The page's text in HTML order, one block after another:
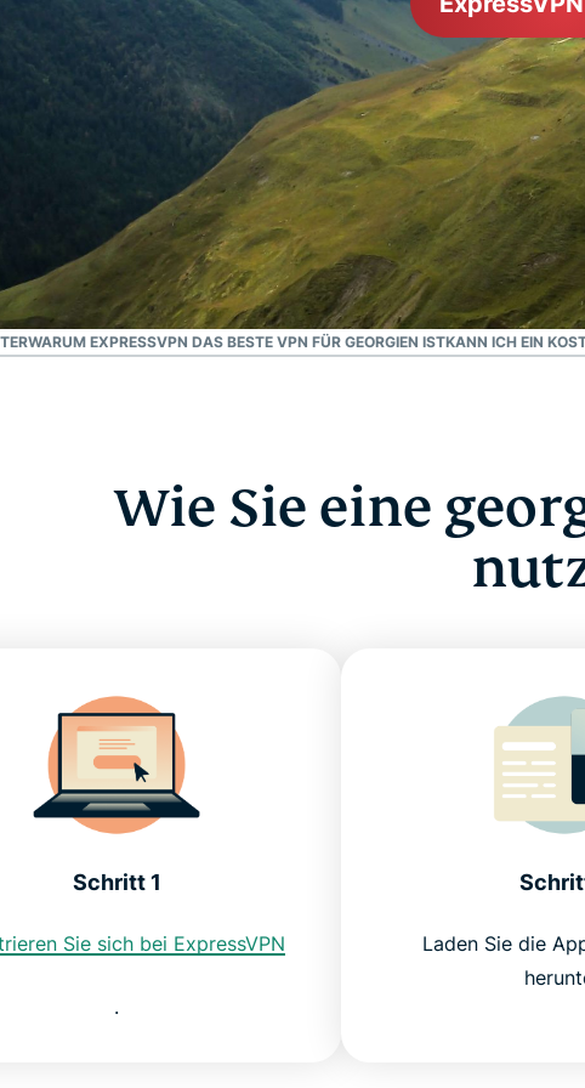
und mehr.
Identity
Defender
Leistungsstarke
Suite mit Tools
für ID-Schutz,
Monitorung und
Datenlöscung
WARUM EXPRESSVPN DAS BESTE VPN FÜR GEORGIEN ISTKANN ICH EIN
Wie Sie eine
Schritt 1
Sie sich bei ExpressVPN
.
Laden Sie die